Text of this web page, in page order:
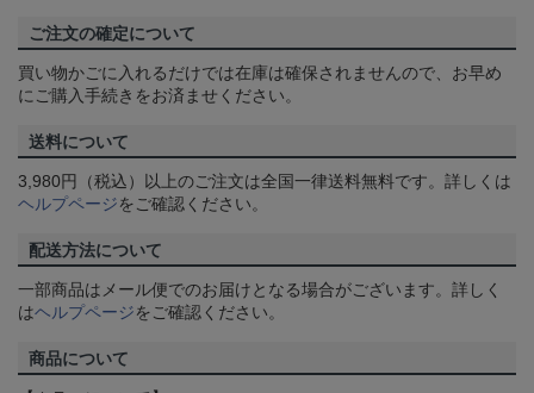
ご注文の確定について
買い物かごに入れるだけでは在庫は確保されませんので、お早め
にご購入手続きをお済ませください。
送料について
3,980円（税込）以上のご注文は全国一律送料無料です。詳しくは
ヘルプページをご確認ください。
配送方法について
一部商品はメール便でのお届けとなる場合がございます。詳しく
はヘルプページをご確認ください。
商品について